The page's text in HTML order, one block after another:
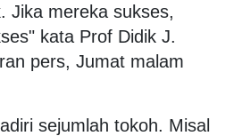
Jika mereka sukses,
kata Prof Didik J.
pers, Jumat malam
sejumlah tokoh. Misal